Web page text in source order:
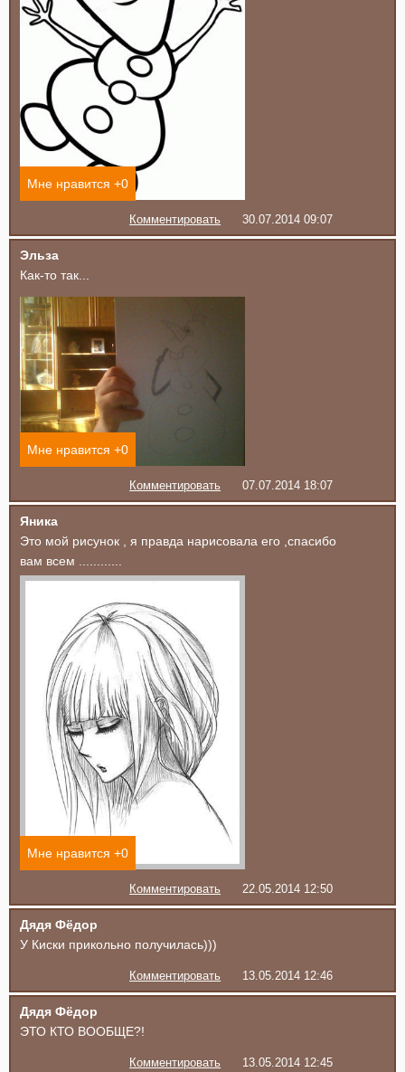
Мне нравится +0
Комментировать 30.07.2014 09:07
Эльза
Как-то так...
Мне нравится +0
Комментировать 07.07.2014 18:07
Яника
Это мой рисунок , я правда нарисовала его ,спасибо
вам всем ............
Мне нравится +0
Комментировать 22.05.2014 12:50
Дядя Фёдор
У Киски прикольно получилась)))
Комментировать 13.05.2014 12:46
Дядя Фёдор
ЭТО КТО ВООБЩЕ?!
Комментировать 13.05.2014 12:45